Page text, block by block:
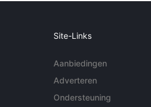
Site-Links
Aanbiedingen
Adverteren
Ondersteuning